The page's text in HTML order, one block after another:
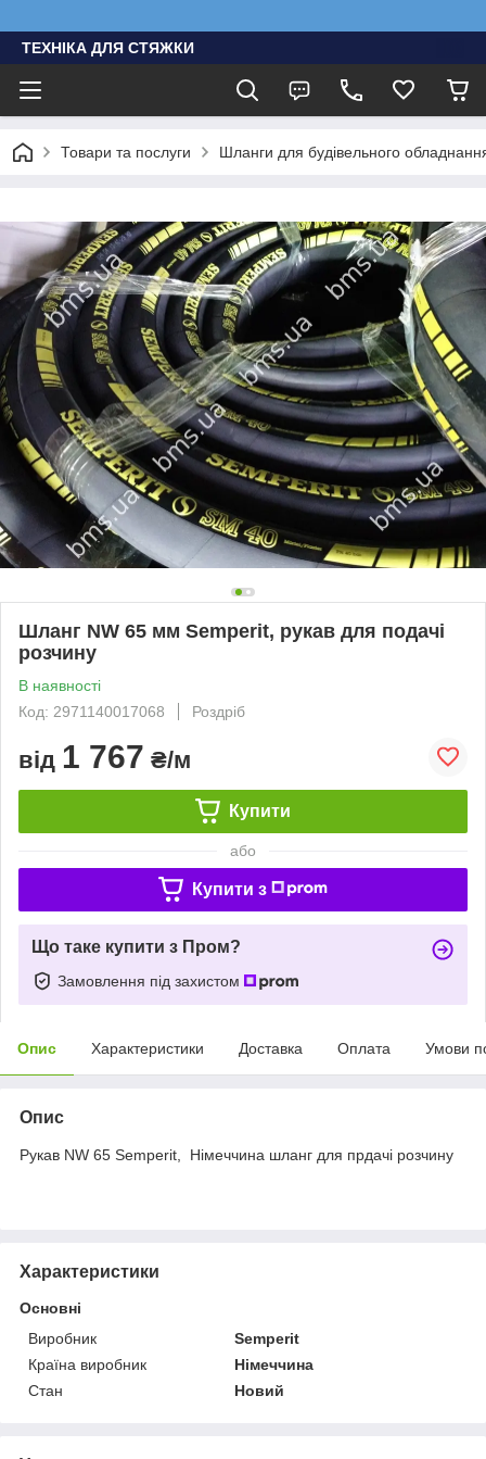
ТЕХНІКА ДЛЯ СТЯЖКИ
Товари та послуги Шланги для будівельного
Шланг NW 65 мм Semperit, рукав для подачі
розчину
В наявності
Код: 2971140017068
Роздріб
від 1 767 ₴/м
Купити
або
Купити з
Що таке купити з Пром?
Замовлення під захистом
Опис Характеристики Доставка Оплата Умови
Опис
Рукав NW 65 Semperit, Німеччина шланг для прдачі розчину
Характеристики
Основні
Виробник
Semperit
Країна виробник
Німеччина
Стан
Новий